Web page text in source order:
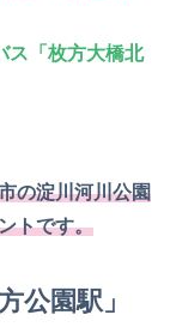
ス「枚方大橋北
の淀川河川公園
トです。
公園駅」